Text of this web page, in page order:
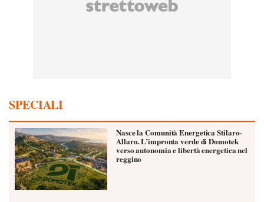
SPECIALI
Nasce la Comunità Energetica Stilaro-
Allaro. L’impronta verde di Domotek
verso autonomia e libertà energetica nel
reggino